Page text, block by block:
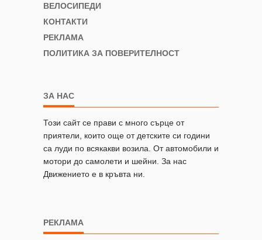
ВЕЛОСИПЕДИ
КОНТАКТИ
РЕКЛАМА
ПОЛИТИКА ЗА ПОВЕРИТЕЛНОСТ
ЗА НАС
Този сайт се прави с много сърце от
приятели, които още от детските си години
са луди по всякакви возила. От автомобили и
мотори до самолети и шейни. За нас
Движението е в кръвта ни.
РЕКЛАМА